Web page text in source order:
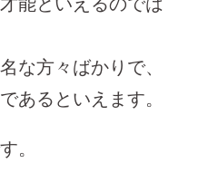
な方々ばかりで、
あるといえます。
。